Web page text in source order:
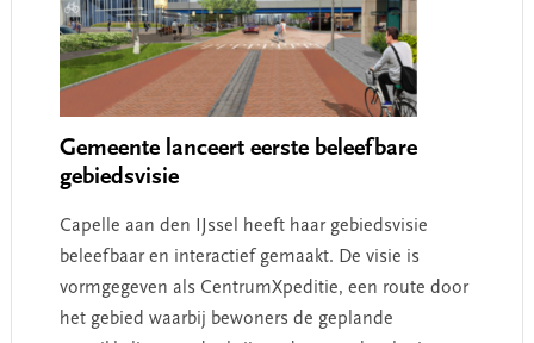
Gemeente lanceert eerste beleefbare
gebiedsvisie
Capelle aan den IJssel heeft haar gebiedsvisie
beleefbaar en interactief gemaakt. De visie is
vormgegeven als CentrumXpeditie, een route door
het gebied waarbij bewoners de geplande